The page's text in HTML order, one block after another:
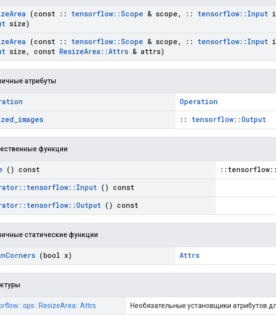
Area (const :: tensorflow::Scope & scope , :: tensorflow:: Input
size)
Area (const :: tensorflow::Scope & scope , :: tensorflow:: Input
size , const ResizeArea ::Attrs & attrs)
атрибуты
Operation
_images :: tensorflow::Output
функции
() const
:: tensorflow:: Input () const
:: tensorflow:: Output () const
статические функции
Corners (bool x) Attrs
ops:: ResizeArea:: Attrs Необязательные установщики атрибутов